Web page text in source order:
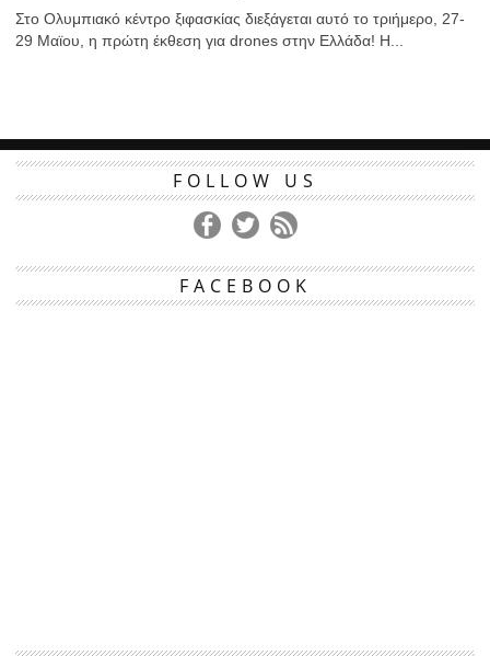
Στο Ολυμπιακό κέντρο ξιφασκίας διεξάγεται αυτό το τριήμερο, 27-
29 Μαϊου, η πρώτη έκθεση για drones στην Ελλάδα! Η...
FOLLOW US
FACEBOOK